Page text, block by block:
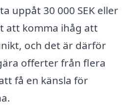
uppåt 30 000 SEK eller
att komma ihåg att
och det är därför
offerter från flera
få en känsla för